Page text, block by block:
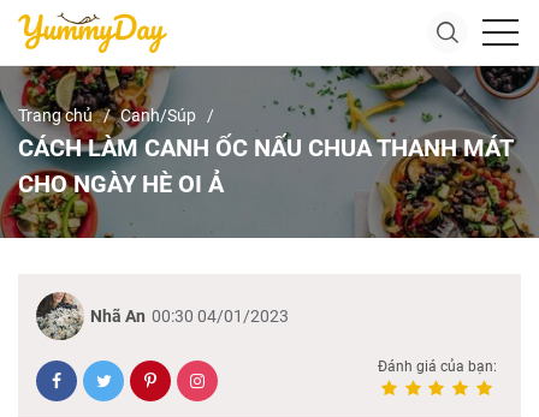
Trang chủ Canh/Súp
CÁCH LÀM CANH ỐC NẤU CHUA THANH MÁT
CHO NGÀY HÈ OI Ả
Nhã An 00:30 04/01/2023
Đánh giá của bạn: